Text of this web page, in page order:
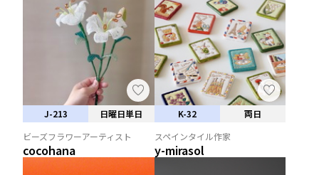
J-213
日曜日単日
ビーズフラワーアーティスト
cocohana
K-32
両日
スペインタイル作家
y-mirasol